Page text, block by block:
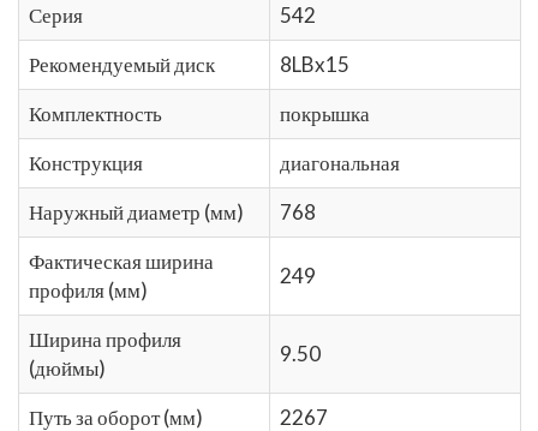
Серия
542
Рекомендуемый диск
8LBx15
Комплектность
покрышка
Конструкция
диагональная
Наружный диаметр (мм)
768
Фактическая ширина
профиля (мм)
249
Ширина профиля
(дюймы)
9.50
Путь за оборот (мм)
2267